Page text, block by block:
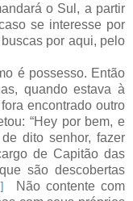
o Sul, a partir
se interesse por
por aqui, pelo
é possesso. Então
quando estava à
encontrado outro
“Hey por bem, e
dito senhor, fazer
de Capitão das
são descobertas
Não contente com